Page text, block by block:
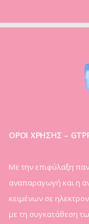
ΟΡΟΙ ΧΡΗΣΗΣ –
Mε την επιφύλαξη
αναπαραγωγή και η
κειμένων σε
με τη συγκατάθεση